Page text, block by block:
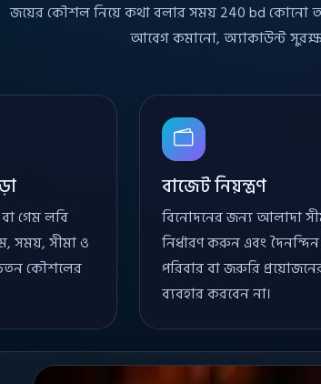
জয়ের কৌশল নিয়ে কথা বলার সময় 240 bd কোনো
আবেগ কমানো, অ্যাকাউন্ট সুরক্ষা
গেম লবি
সময়, সীমা ও
কৌশলের
বাজেট নিয়ন্ত্রণ
বিনোদনের জন্য আলাদা
নির্ধারণ করুন এবং
পরিবার বা জরুরি
ব্যবহার করবেন না।